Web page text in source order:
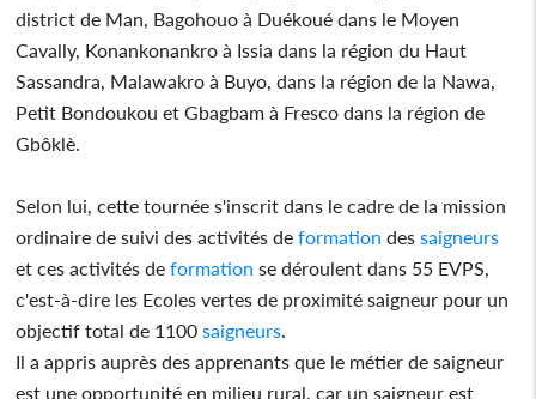
district de Man, Bagohouo à Duékoué dans le Moyen
Cavally, Konankonankro à Issia dans la région du Haut
Sassandra, Malawakro à Buyo, dans la région de la Nawa,
Petit Bondoukou et Gbagbam à Fresco dans la région de
Gbôklè.
Selon lui, cette tournée s'inscrit dans le cadre de la mission
ordinaire de suivi des activités deformation dessaigneurs
et ces activités deformation se déroulent dans 55 EVPS,
c'est-à-dire les Ecoles vertes de proximité saigneur pour un
objectif total de 1100saigneurs.
Il a appris auprès des apprenants que le métier de saigneur
est une opportunité en milieu rural, car un saigneur est